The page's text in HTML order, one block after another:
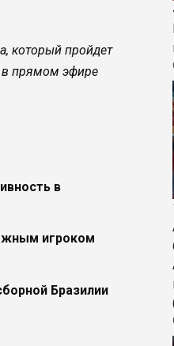
который пройдет
в прямом эфире
в
игроком
Бразилии